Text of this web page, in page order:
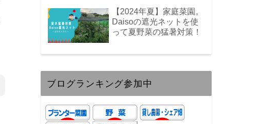
【2024年夏】家庭菜園。
Daisoの遮光ネットを使
って夏野菜の猛暑対策！
ブログランキング参加中